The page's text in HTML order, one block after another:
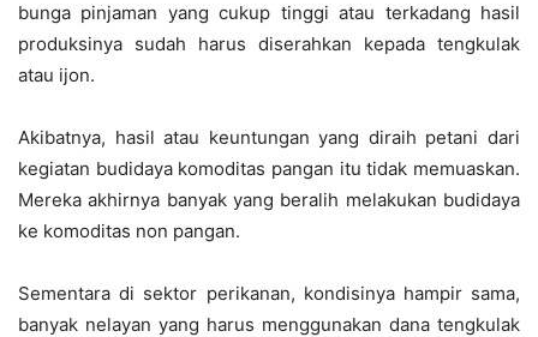
bunga pinjaman yang cukup tinggi atau terkadang hasil
produksinya sudah harus diserahkan kepada tengkulak
atau ijon.
Akibatnya, hasil atau keuntungan yang diraih petani dari
kegiatan budidaya komoditas pangan itu tidak memuaskan.
Mereka akhirnya banyak yang beralih melakukan budidaya
ke komoditas non pangan.
Sementara di sektor perikanan, kondisinya hampir sama,
banyak nelayan yang harus menggunakan dana tengkulak